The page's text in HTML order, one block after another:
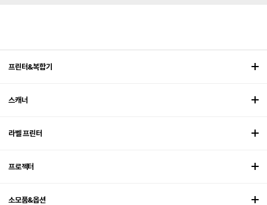
프린터&복합기
스캐너
라벨 프린터
프로젝터
소모품&옵션